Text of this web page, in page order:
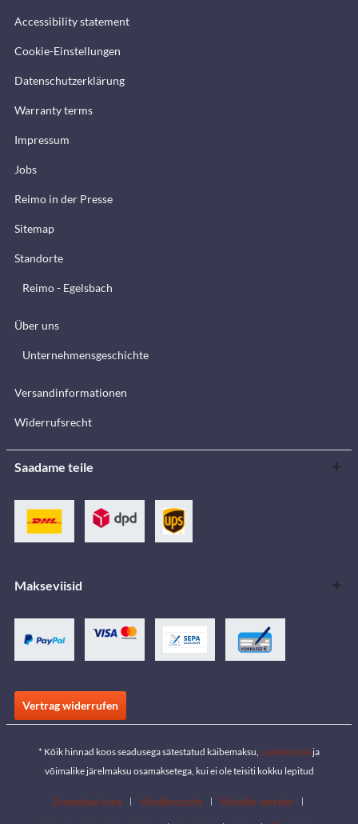
Accessibility statement
Cookie-Einstellungen
Datenschutzerklärung
Warranty terms
Impressum
Jobs
Reimo in der Presse
Sitemap
Standorte
Reimo - Egelsbach
Über uns
Unternehmensgeschichte
Versandinformationen
Widerrufsrecht
Saadame teile
Makseviisid
Vertrag widerrufen
* Kõik hinnad koos seadusega sätestatud käibemaksu, saatekulude ja
võimalike järelmaksu osamaksetega, kui ei ole teisiti kokku lepitud
Download area Händlersuche
Händler werden